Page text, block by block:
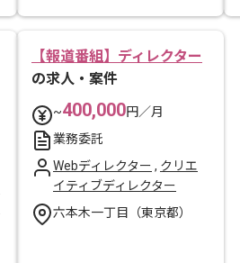
【報道番組】ディレクター
の求人・案件
~400,000円／月
業務委託
Webディレクター , クリエ
イティブディレクター
六本木一丁目（東京都）